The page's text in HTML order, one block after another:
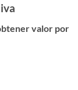
valor por